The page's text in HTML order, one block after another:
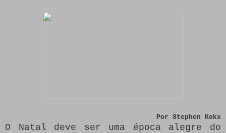
Por Stephen Kokx
O Natal deve ser uma época alegre do